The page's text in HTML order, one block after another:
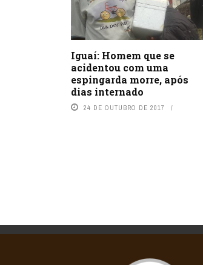
Iguaí: Homem que se
acidentou com uma
espingarda morre, após
dias internado
24 DE OUTUBRO DE 2017